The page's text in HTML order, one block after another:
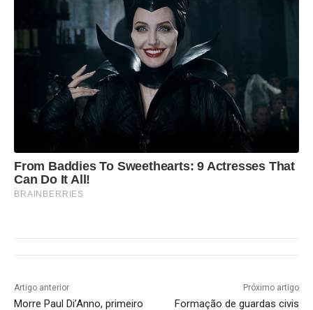
From Baddies To Sweethearts: 9 Actresses That
Can Do It All!
BRAINBERRIES
Artigo anterior
Morre Paul Di’Anno, primeiro
Próximo artigo
Formação de guardas civis